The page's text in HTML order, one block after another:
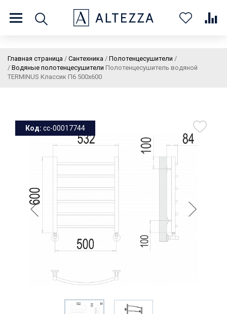
8 (800) 201 60 03 9:00 - 21:00 ПН-ВС
Личный кабинет
Каталог
Главная страница / Сантехника / Полотенцесушители
/ Водяные полотенцесушители
/
Полотенцесушитель водяной
TERMINUS Классик П6 500х600
Код: cc-00017744